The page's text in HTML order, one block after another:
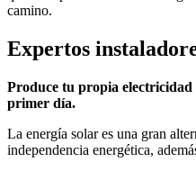
camino.
Expertos
Produce tu propia electricidad
primer día.
La energía solar es una gran
independencia energética,